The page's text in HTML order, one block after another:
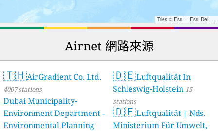
Tiles © Esri — Esri, DeLorme, NAVTEQ, TomTom, Intermap, iPC, USGS, FAO, NPS, NRCAN, GeoBase, Kadaster NL, Ordnance Survey, Esri Japan, METI, Esri China (Hong Kong), and the GIS User Community
Airnet 網路來源
🇹🇭AirGradient Co. Ltd.
4007 stations
Dubai Municipality-
Environment Department -
Environmental Planning
🇩🇪Luftqualität In
Schleswig-Holstein 15
stations
🇩🇪Luftqualität | Nds.
Ministerium Für Umwelt,